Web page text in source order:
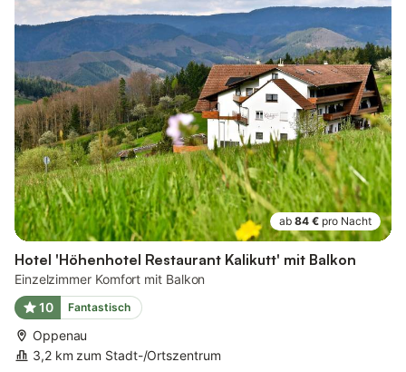
ab 84 € pro Nacht
Hotel 'Höhenhotel Restaurant Kalikutt' mit Balkon
Einzelzimmer Komfort mit Balkon
10
Fantastisch
Oppenau
3,2 km zum Stadt-/Ortszentrum